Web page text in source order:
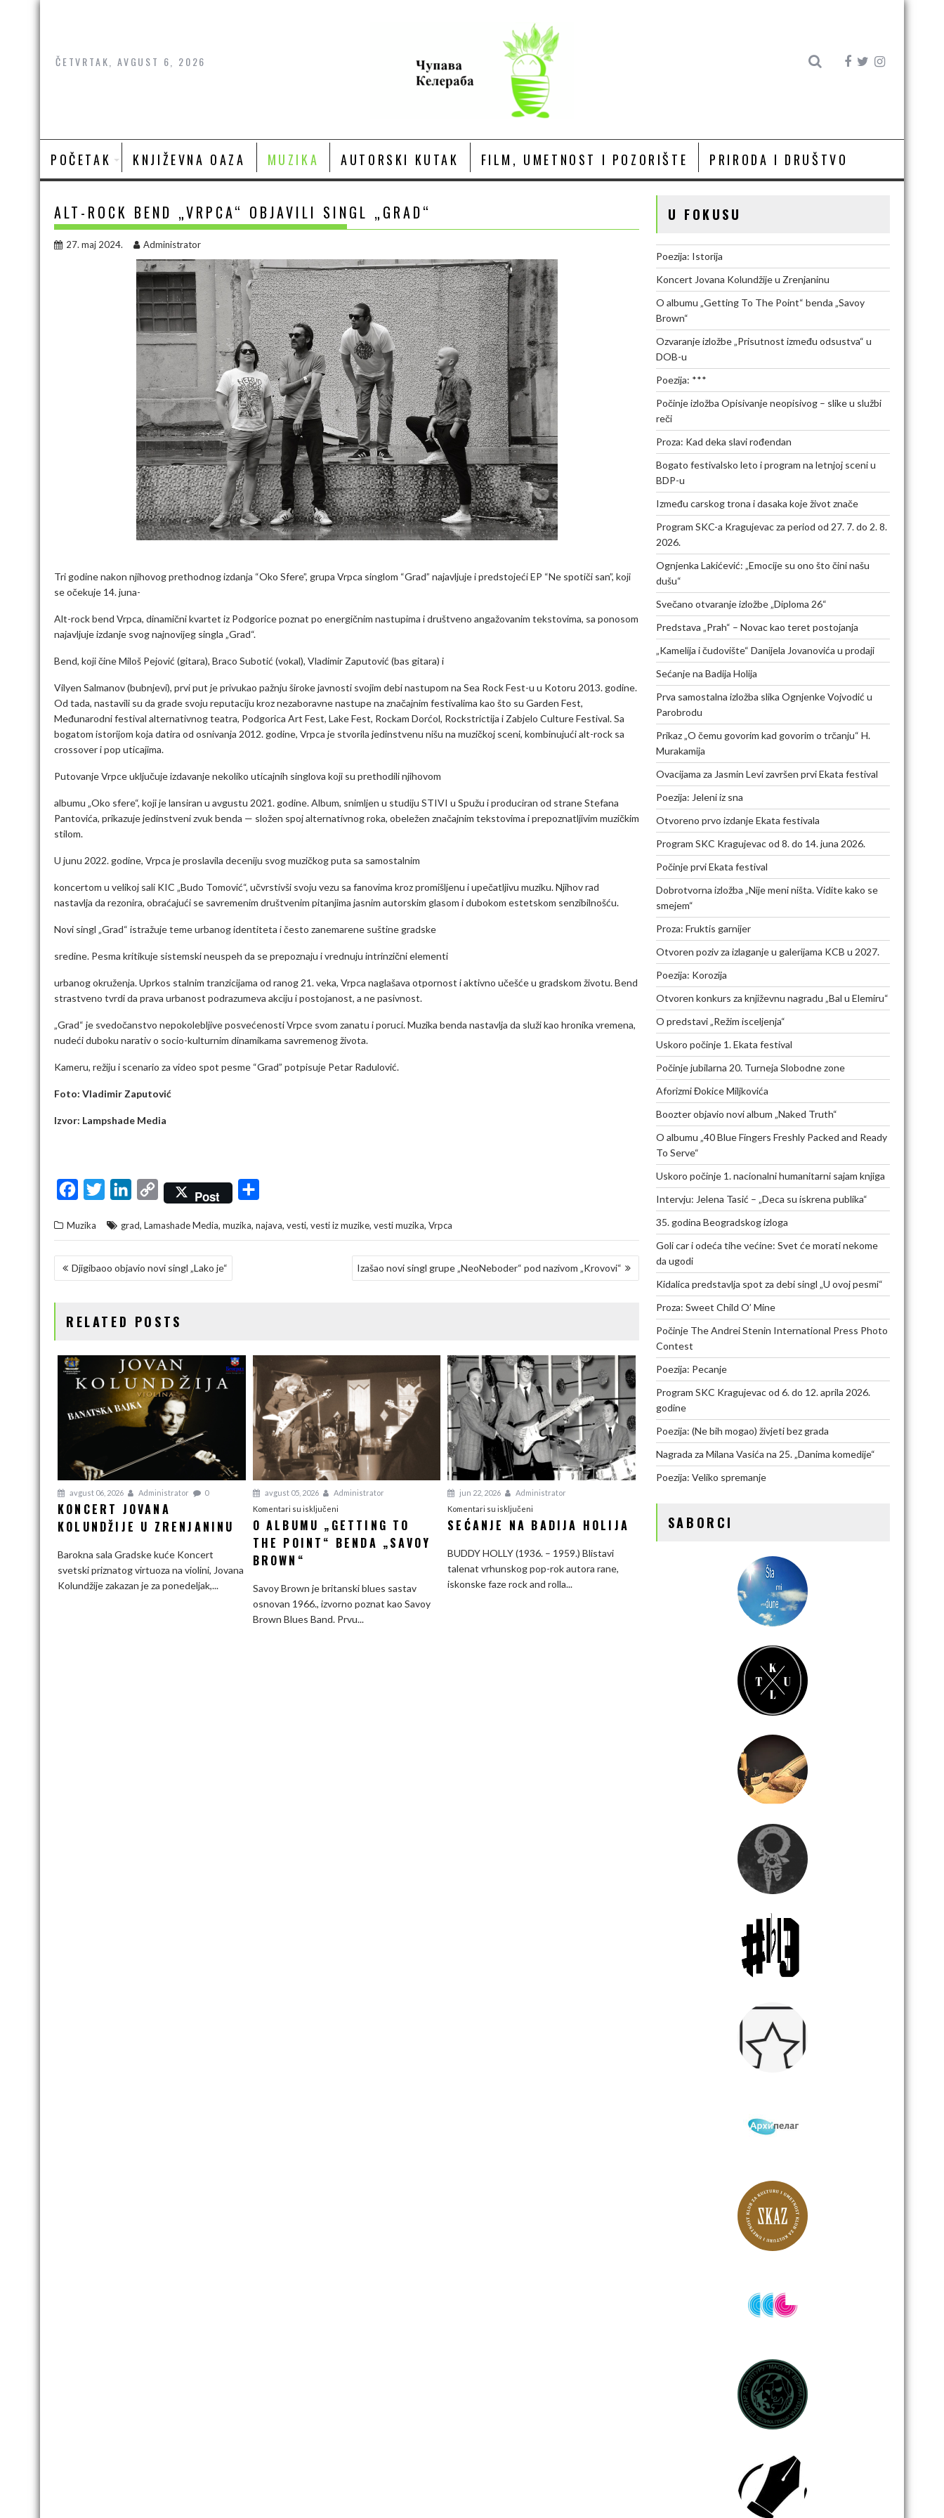
Skip
ČETVRTAK, AVGUST 6, 2026
POČETAK KNJIŽEVNA OAZA MUZIKA AUTORSKI KUTAK FILM, UMETNOST I POZORIŠTE PRIRODA I DRUŠTVO
ALT-ROCK BEND „VRPCA“ OBJAVILI SINGL „GRAD“
27. maj 2024. Administrator
Tri godine nakon njihovog prethodnog izdanja “Oko Sfere”, grupa Vrpca singlom “Grad” najavljuje i predstojeći EP “Ne spotiči san”, koji
se očekuje 14. juna-
Alt-rock bend Vrpca, dinamični kvartet iz Podgorice poznat po energičnim nastupima i društveno angažovanim tekstovima, sa ponosom
najavljuje izdanje svog najnovijeg singla „Grad“.
Bend, koji čine Miloš Pejović (gitara), Braco Subotić (vokal), Vladimir Zaputović (bas gitara) i
Vilyen Salmanov (bubnjevi), prvi put je privukao pažnju široke javnosti svojim debi nastupom na Sea Rock Fest-u u Kotoru 2013. godine.
Od tada, nastavili su da grade svoju reputaciju kroz nezaboravne nastupe na značajnim festivalima kao što su Garden Fest,
Međunarodni festival alternativnog teatra, Podgorica Art Fest, Lake Fest, Rockam Dorćol, Rockstrictija i Zabjelo Culture Festival. Sa
bogatom istorijom koja datira od osnivanja 2012. godine, Vrpca je stvorila jedinstvenu nišu na muzičkoj sceni, kombinujući alt-rock sa
crossover i pop uticajima.
Putovanje Vrpce uključuje izdavanje nekoliko uticajnih singlova koji su prethodili njihovom
albumu „Oko sfere“, koji je lansiran u avgustu 2021. godine. Album, snimljen u studiju STIVI u Spužu i produciran od strane Stefana
Pantovića, prikazuje jedinstveni zvuk benda — složen spoj alternativnog roka, obeležen značajnim tekstovima i prepoznatljivim muzičkim
stilom.
U junu 2022. godine, Vrpca je proslavila deceniju svog muzičkog puta sa samostalnim
koncertom u velikoj sali KIC „Budo Tomović“, učvrstivši svoju vezu sa fanovima kroz promišljenu i upečatljivu muziku. Njihov rad
nastavlja da rezonira, obraćajući se savremenim društvenim pitanjima jasnim autorskim glasom i dubokom estetskom senzibilnošću.
Novi singl „Grad“ istražuje teme urbanog identiteta i često zanemarene suštine gradske
sredine. Pesma kritikuje sistemski neuspeh da se prepoznaju i vrednuju intrinzični elementi
urbanog okruženja. Uprkos stalnim tranzicijama od ranog 21. veka, Vrpca naglašava otpornost i aktivno učešće u gradskom životu. Bend
strastveno tvrdi da prava urbanost podrazumeva akciju i postojanost, a ne pasivnost.
„Grad“ je svedočanstvo nepokolebljive posvećenosti Vrpce svom zanatu i poruci. Muzika benda nastavlja da služi kao hronika vremena,
nudeći duboku narativ o socio-kulturnim dinamikama savremenog života.
Kameru, režiju i scenario za video spot pesme “Grad” potpisuje Petar Radulović.
Foto: Vladimir Zaputović
Izvor: Lampshade Media
c
e
b
o
t
t
r
n
k
e
C
p
y
L
n
Post
a
Muzika grad, Lamashade Media, muzika, najava, vesti, vesti iz muzike, vesti muzika, Vrpca
KRETANJE
Djigibaoo objavio novi singl „Lako je“ Izašao novi singl grupe „NeoNeboder“ pod nazivom „Krovovi“
RELATED POSTS
avgust 06, 2026 Administrator 0
KONCERT JOVANA
KOLUNDŽIJE U ZRENJANINU
Barokna sala Gradske kuće Koncert
svetski priznatog virtuoza na violini, Jovana
Kolundžije zakazan je za ponedeljak,...
avgust 05, 2026
Administrator
Komentari su isključenina
O
albumu
The
Point“
benda
O ALBUMU „GETTING TO
THE POINT“ BENDA „SAVOY
BROWN“
Savoy Brown je britanski blues sastav
osnovan 1966., izvorno poznat kao Savoy
Brown Blues Band. Prvu...
jun 22, 2026
Administrator
Komentari su isključeni
Sećanje
Badija
Holija
SEĆANJE NA BADIJA HOLIJA
BUDDY HOLLY (1936. – 1959.) Blistavi
talenat vrhunskog pop-rok autora rane,
iskonske faze rock and rolla...
U FOKUSU
Poezija: Istorija
Koncert Jovana Kolundžije u Zrenjaninu
O albumu „Getting To The Point“ benda „Savoy
Brown“
Ozvaranje izložbe „Prisutnost između odsustva“ u
DOB-u
Poezija: ***
Počinje izložba Opisivanje neopisivog – slike u službi
reči
Proza: Kad deka slavi rođendan
Bogato festivalsko leto i program na letnjoj sceni u
BDP-u
Između carskog trona i dasaka koje život znače
Program SKC-a Kragujevac za period od 27. 7. do 2. 8.
2026.
Ognjenka Lakićević: „Emocije su ono što čini našu
dušu“
Svečano otvaranje izložbe „Diploma 26“
Predstava „Prah“ – Novac kao teret postojanja
„Kamelija i čudovište“ Danijela Jovanovića u prodaji
Sećanje na Badija Holija
Prva samostalna izložba slika Ognjenke Vojvodić u
Parobrodu
Prikaz „O čemu govorim kad govorim o trčanju“ H.
Murakamija
Ovacijama za Jasmin Levi završen prvi Ekata festival
Poezija: Jeleni iz sna
Otvoreno prvo izdanje Ekata festivala
Program SKC Kragujevac od 8. do 14. juna 2026.
Počinje prvi Ekata festival
Dobrotvorna izložba „Nije meni ništa. Vidite kako se
smejem“
Proza: Fruktis garnijer
Otvoren poziv za izlaganje u galerijama KCB u 2027.
Poezija: Korozija
Otvoren konkurs za književnu nagradu „Bal u Elemiru“
O predstavi „Režim isceljenja“
Uskoro počinje 1. Ekata festival
Počinje jubilarna 20. Turneja Slobodne zone
Aforizmi Đokice Miljkovića
Boozter objavio novi album „Naked Truth“
O albumu „40 Blue Fingers Freshly Packed and Ready
To Serve“
Uskoro počinje 1. nacionalni humanitarni sajam knjiga
Intervju: Jelena Tasić – „Deca su iskrena publika“
35. godina Beogradskog izloga
Goli car i odeća tihe većine: Svet će morati nekome
da ugodi
Kidalica predstavlja spot za debi singl „U ovoj pesmi“
Proza: Sweet Child O’ Mine
Počinje The Andrei Stenin International Press Photo
Contest
Poezija: Pecanje
Program SKC Kragujevac od 6. do 12. aprila 2026.
godine
Poezija: (Ne bih mogao) živjeti bez grada
Nagrada za Milana Vasića na 25. „Danima komedije“
Poezija: Veliko spremanje
SABORCI